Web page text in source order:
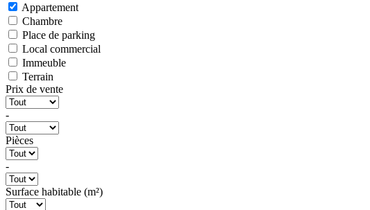
Appartement
Chambre
Place de parking
Local commercial
Immeuble
Terrain
Prix de vente
-
Pièces
-
Surface habitable (m²)